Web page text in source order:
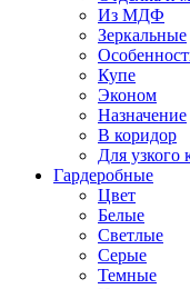
Из МДФ
Зеркальные
Купе
Эконом
Назначение
В коридор
Для узкого
Гардеробные
Цвет
Белые
Светлые
Серые
Темные